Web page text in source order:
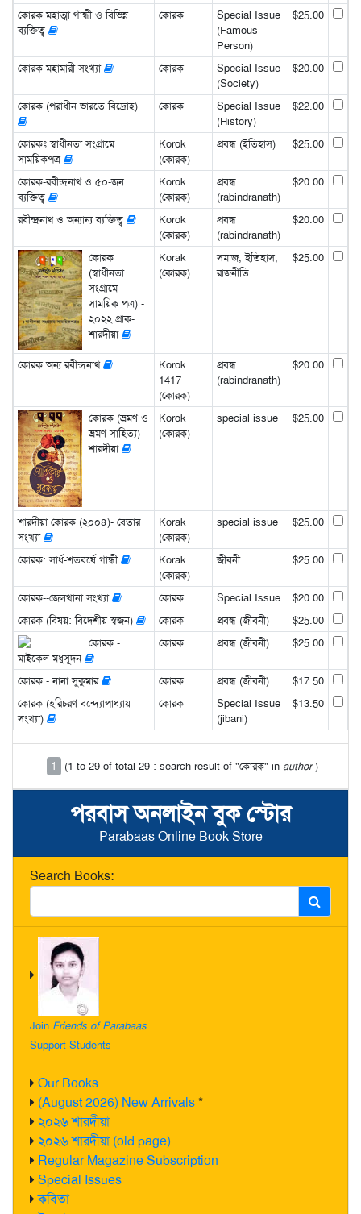
পরবাস অনলাইন বুক স্টোর
Parabaas Online Book Store
Search Books:
Join Friends of Parabaas
Support Students
Our Books
(August 2026) New Arrivals*
২০২৬ শারদীয়া
২০২৬ শারদীয়া (old page)
Regular Magazine Subscription
Special Issues
কবিতা
কোরক মহাত্মা গান্ধী ও বিভিন্ন
ব্যক্তিত্ব
কোরক
Special Issue
(Famous
Person)
$25.00
কোরক-মহামারী সংখ্যা কোরক
Special Issue
(Society)
$20.00
কোরক (পরাধীন ভারতে বিদ্রোহ) কোরক
Special Issue
(History)
$22.00
কোরকঃ স্বাধীনতা সংগ্রামে
সাময়িকপত্র
Korok
(কোরক)
প্রবন্ধ (ইতিহাস) $25.00
কোরক-রবীন্দ্রনাথ ও ৫০-জন
ব্যক্তিত্ব
Korok
(কোরক)
প্রবন্ধ
(rabindranath)
$20.00
রবীন্দ্রনাথ ও অন্যান্য ব্যক্তিত্ব
Korok
(কোরক)
প্রবন্ধ
(rabindranath)
$20.00
কোরক
(স্বাধীনতা
সংগ্রামে
সাময়িক পত্র) -
২০২২ প্রাক-
শারদীয়া
Korak
(কোরক)
সমাজ, ইতিহাস,
রাজনীতি
$25.00
কোরক অন্য রবীন্দ্রনাথ
Korok
1417
(কোরক)
প্রবন্ধ
(rabindranath)
$20.00
কোরক (ভ্রমণ ও
ভ্রমণ সাহিত্য) -
শারদীয়া
Korok
(কোরক)
special issue $25.00
শারদীয়া কোরক (২০০৪)- বেতার
সংখ্যা
Korak
(কোরক)
special issue $25.00
কোরক: সার্ধ-শতবর্ষে গান্ধী
Korak
(কোরক)
জীবনী $25.00
কোরক--জেলখানা সংখ্যা কোরক Special Issue
$20.00
কোরক (বিষয়: বিদেশীয় স্বজন)
কোরক প্রবন্ধ (জীবনী)
$25.00
কোরক -
মাইকেল মধুসূদন
কোরক প্রবন্ধ (জীবনী) $25.00
কোরক - নানা সুকুমার কোরক প্রবন্ধ (জীবনী)
$17.50
কোরক (হরিচরণ বন্দ্যোপাধ্যায়
সংখ্যা)
কোরক
Special Issue
(jibani)
$13.50
1 (1 to 29 of total 29 : search result of "কোরক" in author)